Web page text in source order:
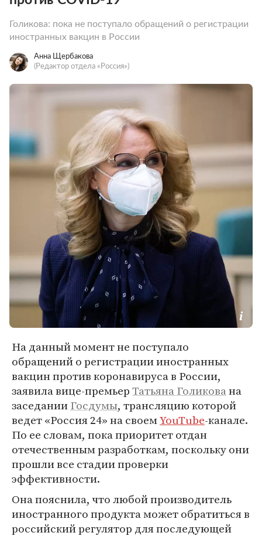
Голикова: пока не поступало обращений о регистрации
иностранных вакцин в России
Анна Щербакова
(Редактор отдела «Россия»)
На данный момент не поступало
обращений о регистрации иностранных
вакцин против коронавируса в России,
заявила вице-премьерТатьяна Голикована
заседанииГосдумы, трансляцию которой
ведет «Россия 24» на своемYouTube-канале.
По ее словам, пока приоритет отдан
отечественным разработкам, поскольку они
прошли все стадии проверки
эффективности.
Она пояснила, что любой производитель
иностранного продукта может обратиться в
российский регулятор для последующей